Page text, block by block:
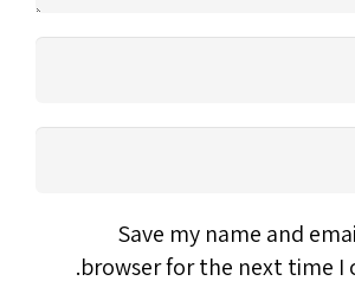
Save my name and
browser for the next time I